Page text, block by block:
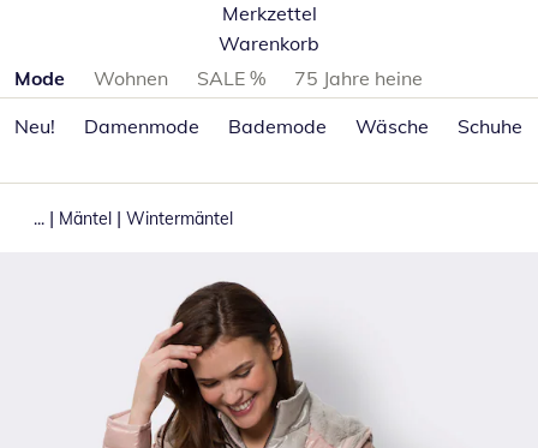
Merkzettel
Warenkorb
Produktkategorien überspringen
Mode Wohnen SALE %
75 Jahre heine
Neu!
Damenmode Bademode Wäsche Schuhe
... | Mäntel | Wintermäntel